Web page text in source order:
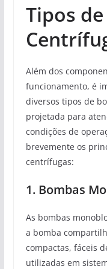
Tipos
Além dos
funcionamento, é
diversos tipos de
projetada para
condições de
brevemente os
centrífugas:
1. Bombas
As bombas
a bomba
compactas, fáceis
utilizadas em